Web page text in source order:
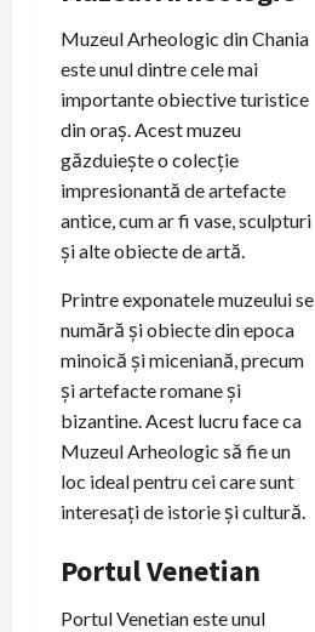
Muzeul Arheologic din Chania
este unul dintre cele mai
importante obiective turistice
din oraș. Acest muzeu
găzduiește o colecție
impresionantă de artefacte
antice, cum ar fi vase, sculpturi
și alte obiecte de artă.
Printre exponatele muzeului se
numără și obiecte din epoca
minoică și miceniană, precum
și artefacte romane și
bizantine. Acest lucru face ca
Muzeul Arheologic să fie un
loc ideal pentru cei care sunt
interesați de istorie și cultură.
Portul Venetian
Portul Venetian este unul